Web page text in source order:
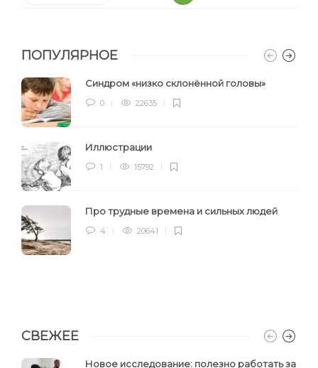
ПОПУЛЯРНОЕ
Синдром «низко склонённой головы»
0 22635
Иллюстрации
1 15792
Про трудные времена и сильных людей
4 20641
СВЕЖЕЕ
Новое исследование: полезно работать за